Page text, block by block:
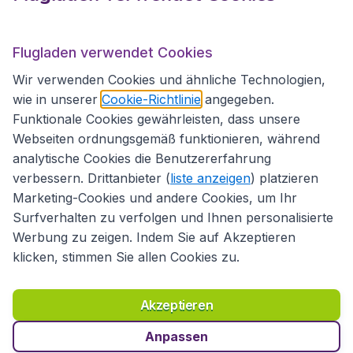
Flugladen.at
Internationale Webseiten
Richtlinien und Bedingungen
Haftungsausschluss
Datenschutzerklärung
Cookies Copyright © 2026
Flugladen verwendet Cookies
Wir verwenden Cookies und ähnliche Technologien,
wie in unserer Cookie-Richtlinie angegeben.
Funktionale Cookies gewährleisten, dass unsere
Webseiten ordnungsgemäß funktionieren, während
analytische Cookies die Benutzererfahrung
verbessern. Drittanbieter (liste anzeigen) platzieren
Marketing-Cookies und andere Cookies, um Ihr
Surfverhalten zu verfolgen und Ihnen personalisierte
Werbung zu zeigen. Indem Sie auf Akzeptieren
klicken, stimmen Sie allen Cookies zu.
Akzeptieren
Anpassen